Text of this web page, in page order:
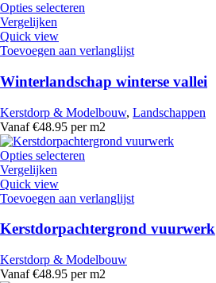
Opties selecteren
Vergelijken
Quick view
Toevoegen aan verlanglijst
Winterlandschap winterse vallei
Kerstdorp & Modelbouw, Landschappen
Vanaf €48.95 per m2
Opties selecteren
Vergelijken
Quick view
Toevoegen aan verlanglijst
Kerstdorpachtergrond vuurwerk
Kerstdorp & Modelbouw
Vanaf €48.95 per m2